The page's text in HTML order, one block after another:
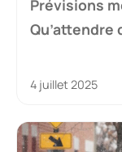
Prévisions
Qu’attendre
4 juillet 2025